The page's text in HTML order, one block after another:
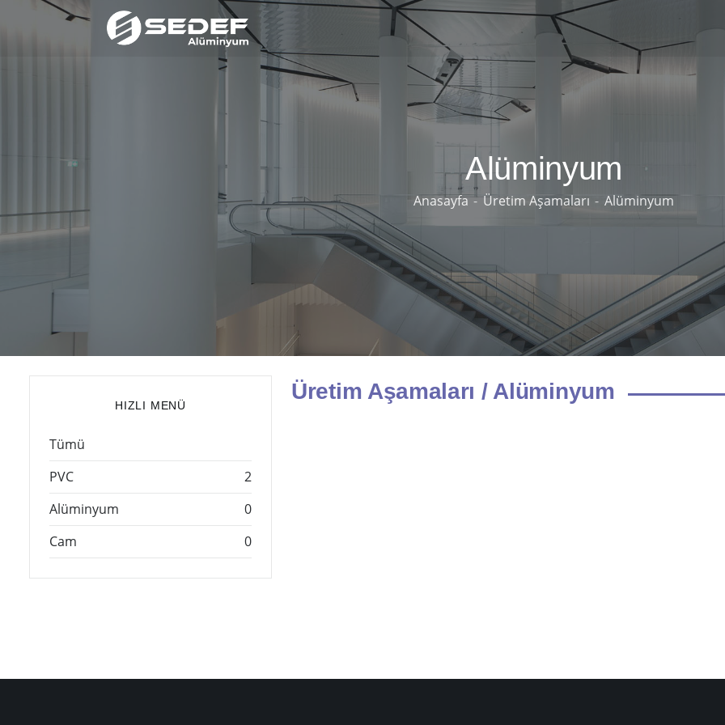
Alüminyum
Anasayfa Üretim Aşamaları Alüminyum
HIZLI MENÜ
Tümü
PVC
2
Alüminyum
0
Cam
0
Üretim Aşamaları / Alüminyum